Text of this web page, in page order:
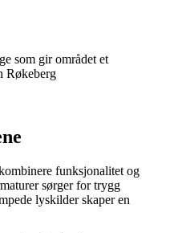
som gir området et
Røkeberg
funksjonalitet og
sørger for trygg
lyskilder skaper en